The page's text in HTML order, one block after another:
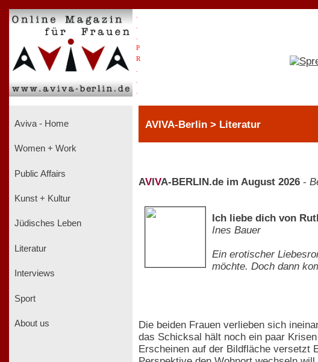
P
R
Aviva - Home
Women + Work
Public Affairs
Kunst + Kultur
Jüdisches Leben
Literatur
Interviews
Sport
About us
AVIVA-Berlin > Literatur
AV VA-BERLIN.de im August 2026 -
Ich liebe dich von
Ines Bauer
Ein erotischer
möchte. Doch dann
Die beiden Frauen verlieben sich
das Schicksal hält noch ein paar
Erscheinen auf der Bildfläche versetzt